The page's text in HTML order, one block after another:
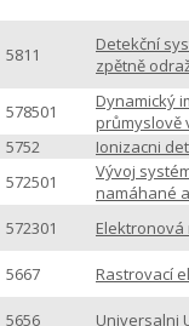
5811
Detekční
zpětně
578501
Dynamický
průmyslově
5752
Ionizacni
572501
Vývoj
namáhané
572301
Elektronová
5667 Rastrovací
5656 Universalni